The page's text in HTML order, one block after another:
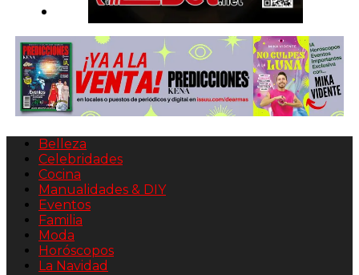
Belleza
Celebridades
Cocina
Manualidades & DIY
Eventos
Familia
Moda
Horóscopos
La Navidad